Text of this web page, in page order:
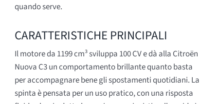
quando serve.
CARATTERISTICHE PRINCIPALI
Il motore da 1199 cm³ sviluppa 100 CV e dà alla Citroën
Nuova C3 un comportamento brillante quanto basta
per accompagnare bene gli spostamenti quotidiani. La
spinta è pensata per un uso pratico, con una risposta